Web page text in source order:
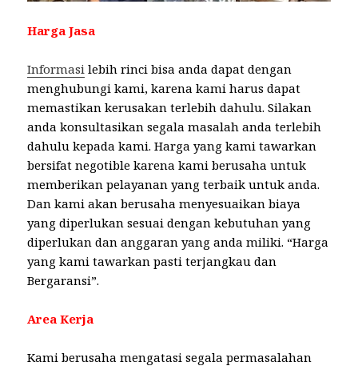
Harga Jasa
Informasi lebih rinci bisa anda dapat dengan
menghubungi kami, karena kami harus dapat
memastikan kerusakan terlebih dahulu. Silakan
anda konsultasikan segala masalah anda terlebih
dahulu kepada kami. Harga yang kami tawarkan
bersifat negotible karena kami berusaha untuk
memberikan pelayanan yang terbaik untuk anda.
Dan kami akan berusaha menyesuaikan biaya
yang diperlukan sesuai dengan kebutuhan yang
diperlukan dan anggaran yang anda miliki. “Harga
yang kami tawarkan pasti terjangkau dan
Bergaransi”.
Area Kerja
Kami berusaha mengatasi segala permasalahan